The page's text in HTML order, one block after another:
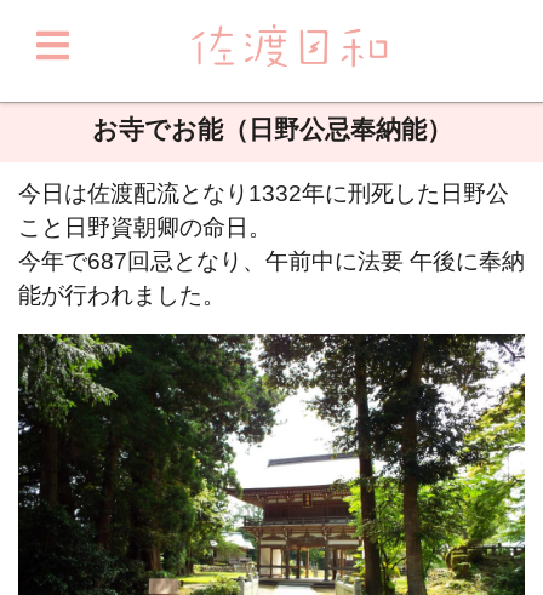
お寺でお能（日野公忌奉納能）
今日は佐渡配流となり1332年に刑死した日野公
こと日野資朝卿の命日。
今年で687回忌となり、午前中に法要 午後に奉納
能が行われました。